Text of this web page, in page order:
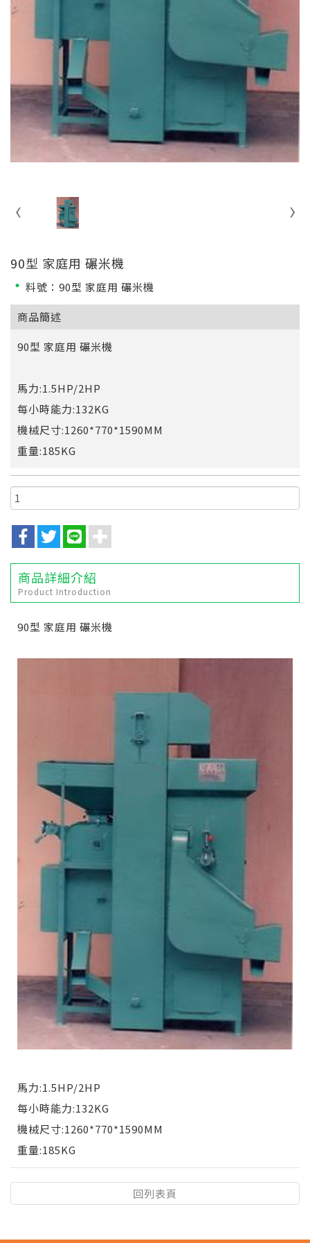
90型 家庭用 碾米機
料號：90型 家庭用 碾米機
商品簡述
90型 家庭用 碾米機
馬力:1.5HP/2HP
每小時能力:132KG
機械尺寸:1260*770*1590MM
重量:185KG
商品詳細介紹
Product Introduction
90型 家庭用 碾米機
馬力:1.5HP/2HP
每小時能力:132KG
機械尺寸:1260*770*1590MM
重量:185KG
回列表頁